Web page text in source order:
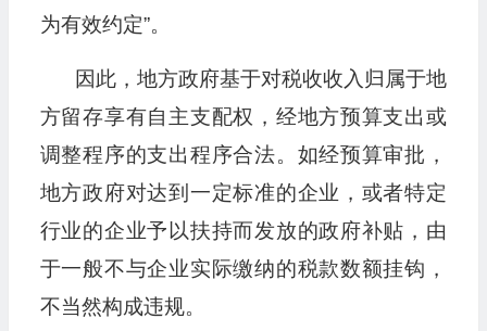
为有效约定”。
因此，地方政府基于对税收收入归属于地
方留存享有自主支配权，经地方预算支出或
调整程序的支出程序合法。如经预算审批，
地方政府对达到一定标准的企业，或者特定
行业的企业予以扶持而发放的政府补贴，由
于一般不与企业实际缴纳的税款数额挂钩，
不当然构成违规。